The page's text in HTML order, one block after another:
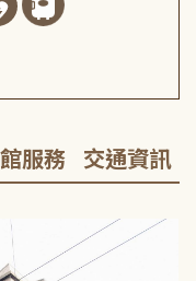
服務 交通資訊